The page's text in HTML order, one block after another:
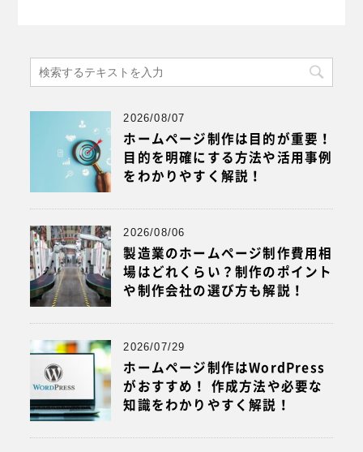
2026/08/07
ホームページ制作は目的が重要！
目的を明確にする方法や活用事例
をわかりやすく解説！
2026/08/06
製造業のホームページ制作費用相
場はどれくらい？制作のポイント
や制作会社の選び方も解説！
2026/07/29
ホームページ制作はWordPress
がおすすめ！ 作成方法や必要な
知識をわかりやすく解説！